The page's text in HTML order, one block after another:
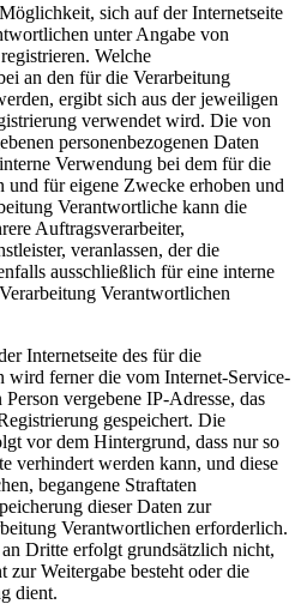
sich auf der Internetseite
unter Angabe von
Welche
an den für die Verarbeitung
ergibt sich aus der jeweiligen
verwendet wird. Die von
personenbezogenen Daten
Verwendung bei dem für die
für eigene Zwecke erhoben und
Verantwortliche kann die
Auftragsverarbeiter,
veranlassen, der die
ausschließlich für eine interne
Verantwortlichen
Internetseite des für die
wird ferner die vom Internet-Service-
vergebene IP-Adresse, das
gespeichert. Die
vor dem Hintergrund, dass nur so
verhindert werden kann, und diese
begangene Straftaten
dieser Daten zur
Verantwortlichen erforderlich.
Dritte erfolgt grundsätzlich nicht,
zur Weitergabe besteht oder die
dient.